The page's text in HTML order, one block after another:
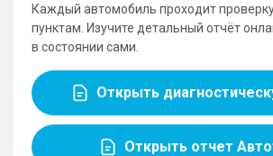
Каждый автомобиль проходит
пунктам. Изучите детальный отчёт
в состоянии сами.
Открыть
Открыть отчет